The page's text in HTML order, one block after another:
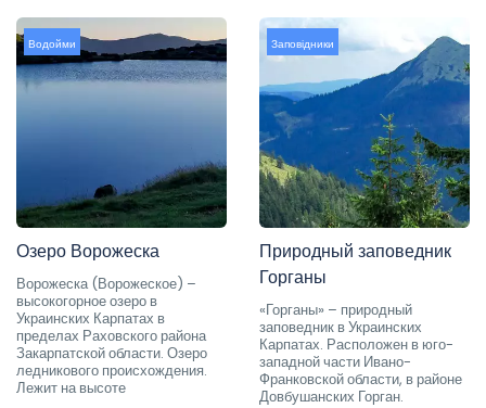
Водойми
Озеро Ворожеска
Ворожеска (Ворожеское) –
высокогорное озеро в
Украинских Карпатах в
пределах Раховского района
Закарпатской области. Озеро
ледникового происхождения.
Лежит на высоте
Заповідники
Природный заповедник
Горганы
«Горганы» – природный
заповедник в Украинских
Карпатах. Расположен в юго-
западной части Ивано-
Франковской области, в районе
Довбушанских Горган.